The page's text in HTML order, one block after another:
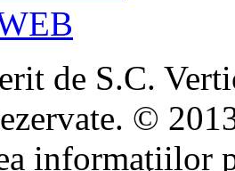
de S.C.
©
informaţiilor